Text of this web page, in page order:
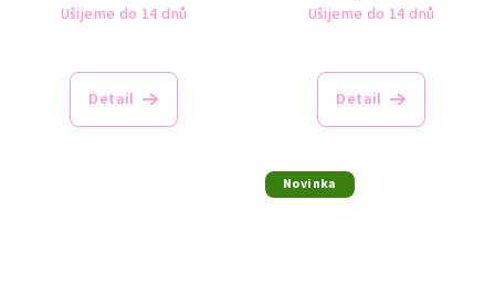
Ušijeme do 14 dnů
Detail
Ušijeme do 14 dnů
Detail
Novinka